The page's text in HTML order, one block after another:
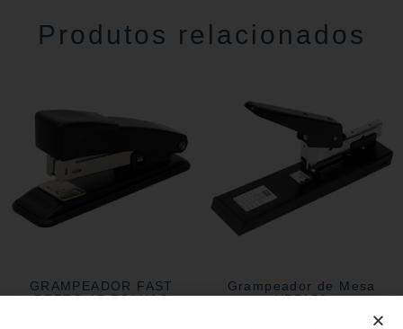
Produtos relacionados
GRAMPEADOR FAST
PRETO 15 FOLHAS
Grampeador de Mesa
YP7159